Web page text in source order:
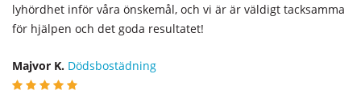
lyhördhet inför våra önskemål, och vi är är väldigt tacksamma
för hjälpen och det goda resultatet!
Majvor K. Dödsbostädning